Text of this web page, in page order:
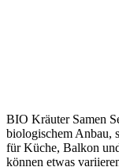
BIO Kräuter Samen
biologischem Anbau,
für Küche, Balkon
können etwas